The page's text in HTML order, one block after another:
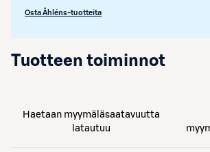
Osta Åhléns-tuotteita
Tuotteen toiminnot
Haetaan myymäläsaatavuutta
latautuu